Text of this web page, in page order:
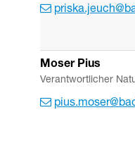
priska.jeuch
Moser Pius
Verantwortlicher
pius.moser